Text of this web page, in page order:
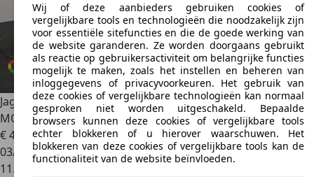
Jaguar I-PaceEV400 R-Dynamic 90kWh HSE FACELIFT
MODEL INCL BTW
€ 45.9301
03/2024
11.087 km
Wij of deze aanbieders gebruiken cookies of
vergelijkbare tools en technologieën die noodzakelijk zijn
voor essentiële sitefuncties en die de goede werking van
de website garanderen. Ze worden doorgaans gebruikt
als reactie op gebruikersactiviteit om belangrijke functies
mogelijk te maken, zoals het instellen en beheren van
inloggegevens of privacyvoorkeuren. Het gebruik van
deze cookies of vergelijkbare technologieën kan normaal
gesproken niet worden uitgeschakeld. Bepaalde
browsers kunnen deze cookies of vergelijkbare tools
echter blokkeren of u hierover waarschuwen. Het
blokkeren van deze cookies of vergelijkbare tools kan de
functionaliteit van de website beïnvloeden.